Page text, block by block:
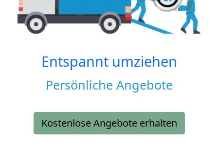
Entspannt umziehen
Persönliche Angebote
Kostenlose Angebote erhalten